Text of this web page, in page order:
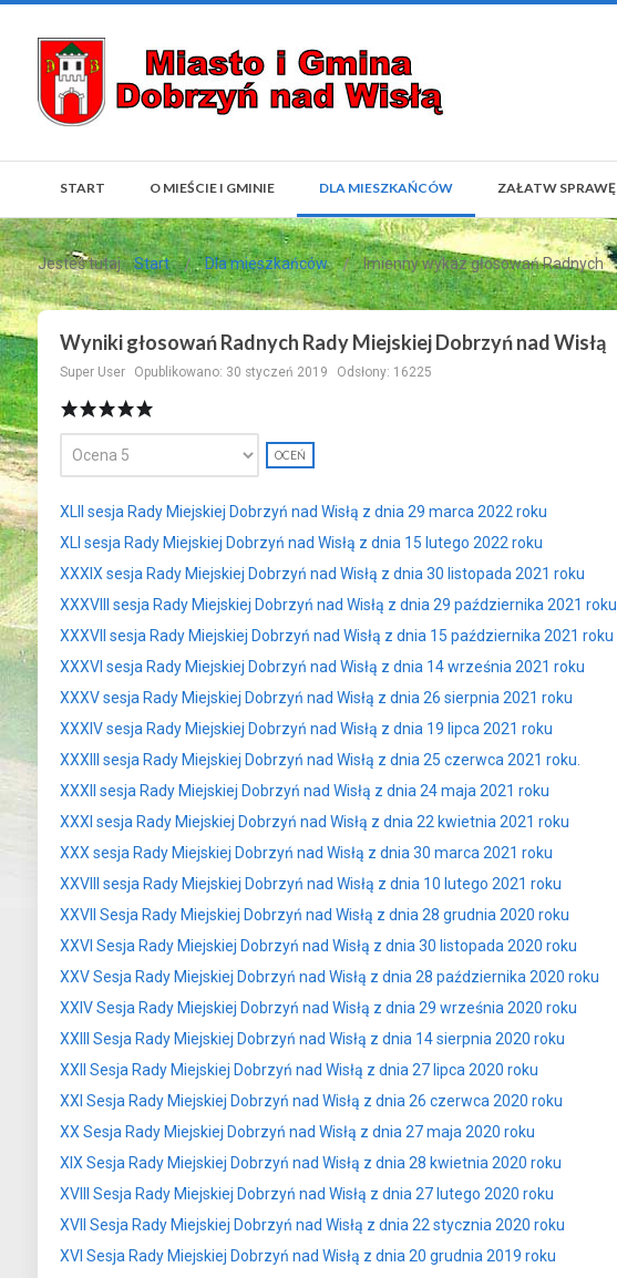
START O MIEŚCIE I GMINIE DLA MIESZKAŃCÓW ZAŁATW SPRAWĘ
Jesteś tutaj:Start Dla mieszkańców Imienny wykaz głosowań Radnych
Wyniki głosowań Radnych Rady Miejskiej Dobrzyń nad Wisłą
Super User Opublikowano: 30 styczeń 2019 Odsłony: 16225
XLII sesja Rady Miejskiej Dobrzyń nad Wisłą z dnia 29 marca 2022 roku
XLI sesja Rady Miejskiej Dobrzyń nad Wisłą z dnia 15 lutego 2022 roku
XXXIX sesja Rady Miejskiej Dobrzyń nad Wisłą z dnia 30 listopada 2021 roku
XXXVIII sesja Rady Miejskiej Dobrzyń nad Wisłą z dnia 29 października 2021 roku
XXXVII sesja Rady Miejskiej Dobrzyń nad Wisłą z dnia 15 października 2021 roku
XXXVI sesja Rady Miejskiej Dobrzyń nad Wisłą z dnia 14 września 2021 roku
XXXV sesja Rady Miejskiej Dobrzyń nad Wisłą z dnia 26 sierpnia 2021 roku
XXXIV sesja Rady Miejskiej Dobrzyń nad Wisłą z dnia 19 lipca 2021 roku
XXXIII sesja Rady Miejskiej Dobrzyń nad Wisłą z dnia 25 czerwca 2021 roku.
XXXII sesja Rady Miejskiej Dobrzyń nad Wisłą z dnia 24 maja 2021 roku
XXXI sesja Rady Miejskiej Dobrzyń nad Wisłą z dnia 22 kwietnia 2021 roku
XXX sesja Rady Miejskiej Dobrzyń nad Wisłą z dnia 30 marca 2021 roku
XXVIII sesja Rady Miejskiej Dobrzyń nad Wisłą z dnia 10 lutego 2021 roku
XXVII Sesja Rady Miejskiej Dobrzyń nad Wisłą z dnia 28 grudnia 2020 roku
XXVI Sesja Rady Miejskiej Dobrzyń nad Wisłą z dnia 30 listopada 2020 roku
XXV Sesja Rady Miejskiej Dobrzyń nad Wisłą z dnia 28 października 2020 roku
XXIV Sesja Rady Miejskiej Dobrzyń nad Wisłą z dnia 29 września 2020 roku
XXIII Sesja Rady Miejskiej Dobrzyń nad Wisłą z dnia 14 sierpnia 2020 roku
XXII Sesja Rady Miejskiej Dobrzyń nad Wisłą z dnia 27 lipca 2020 roku
XXI Sesja Rady Miejskiej Dobrzyń nad Wisłą z dnia 26 czerwca 2020 roku
XX Sesja Rady Miejskiej Dobrzyń nad Wisłą z dnia 27 maja 2020 roku
XIX Sesja Rady Miejskiej Dobrzyń nad Wisłą z dnia 28 kwietnia 2020 roku
XVIII Sesja Rady Miejskiej Dobrzyń nad Wisłą z dnia 27 lutego 2020 roku
XVII Sesja Rady Miejskiej Dobrzyń nad Wisłą z dnia 22 stycznia 2020 roku
XVI Sesja Rady Miejskiej Dobrzyń nad Wisłą z dnia 20 grudnia 2019 roku